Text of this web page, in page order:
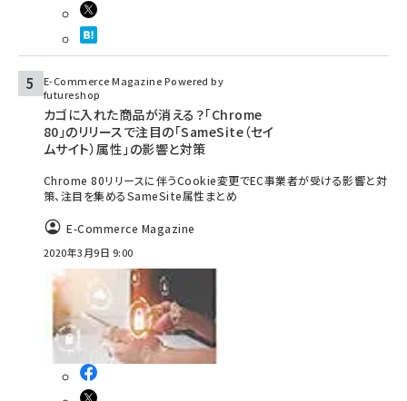
E-Commerce Magazine Powered by
futureshop
カゴに入れた商品が消える？「Chrome
80」のリリースで注目の「SameSite（セイ
ムサイト）属性」の影響と対策
Chrome 80リリースに伴うCookie変更でEC事業者が受ける影響と対
策、注目を集めるSameSite属性まとめ
E-Commerce Magazine
2020年3月9日 9:00